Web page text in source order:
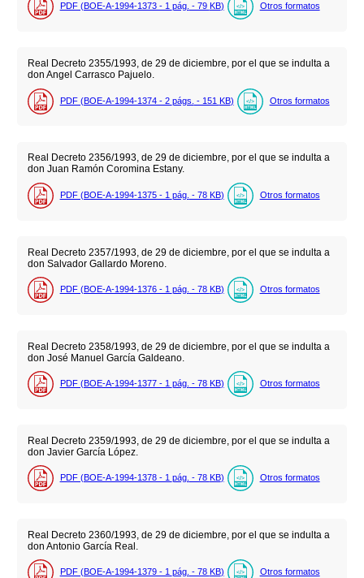
PDF (BOE-A-1994-1373 - 1 pág. - 79 KB) Otros formatos
Real Decreto 2355/1993, de 29 de diciembre, por el que se indulta a
don Angel Carrasco Pajuelo.
PDF (BOE-A-1994-1374 - 2 págs. - 151 KB) Otros formatos
Real Decreto 2356/1993, de 29 de diciembre, por el que se indulta a
don Juan Ramón Coromina Estany.
PDF (BOE-A-1994-1375 - 1 pág. - 78 KB) Otros formatos
Real Decreto 2357/1993, de 29 de diciembre, por el que se indulta a
don Salvador Gallardo Moreno.
PDF (BOE-A-1994-1376 - 1 pág. - 78 KB) Otros formatos
Real Decreto 2358/1993, de 29 de diciembre, por el que se indulta a
don José Manuel García Galdeano.
PDF (BOE-A-1994-1377 - 1 pág. - 78 KB) Otros formatos
Real Decreto 2359/1993, de 29 de diciembre, por el que se indulta a
don Javier García López.
PDF (BOE-A-1994-1378 - 1 pág. - 78 KB) Otros formatos
Real Decreto 2360/1993, de 29 de diciembre, por el que se indulta a
don Antonio García Real.
PDF (BOE-A-1994-1379 - 1 pág. - 78 KB) Otros formatos